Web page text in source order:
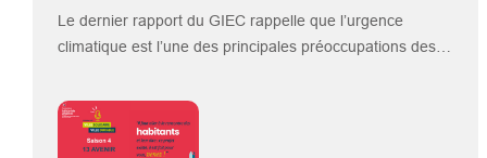
Le dernier rapport du GIEC rappelle que l’urgence
climatique est l’une des principales préoccupations des…